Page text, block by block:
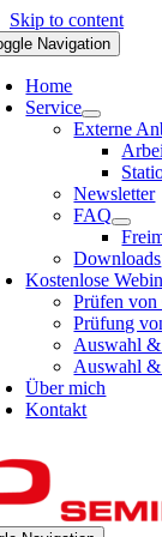
Skip to content
Navigation
Home
Service
Externe
Newsletter
FAQ
Downloads
Kostenlose
Prüfen von
Prüfung
Auswahl &
Auswahl &
Über mich
Kontakt